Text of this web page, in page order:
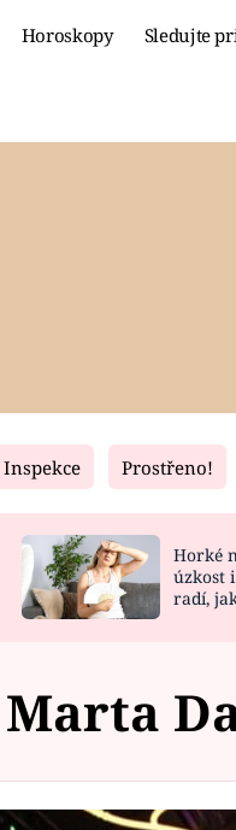
Horoskopy Sledujte
Fresh
NOVINKY
VIDEORECEPTY
Inspekce Prostřeno!
Horké
úzkost
radí,
Marta